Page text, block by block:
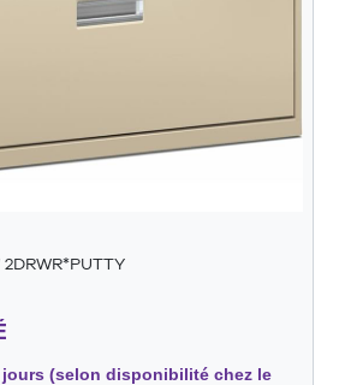
jours (selon disponibilité chez le